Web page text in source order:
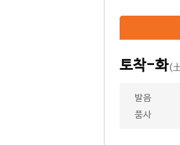
토착-화(
발음
품사